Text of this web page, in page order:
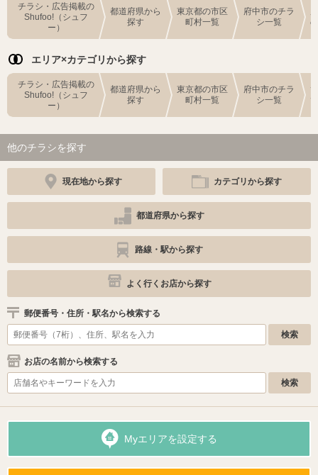
チラシ・広告掲載の
Shufoo!（シュフ
ー）
都道府県から
探す
東京都の市区
町村一覧
府中市のチラ
シ一覧
エリア×カテゴリから探す
チラシ・広告掲載の
Shufoo!（シュフ
ー）
都道府県から
探す
東京都の市区
町村一覧
府中市のチラ
シ一覧
他のチラシを探す
現在地から探す カテゴリから探す
都道府県から探す
路線・駅から探す
よく行くお店から探す
郵便番号・住所・駅名から検索する
お店の名前から検索する
Myエリアを設定する